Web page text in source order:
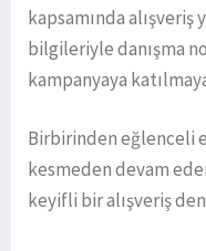
kapsamında
bilgileriyle danışma
kampanyaya
Birbirinden eğlenceli
kesmeden devam
keyifli bir alışveriş